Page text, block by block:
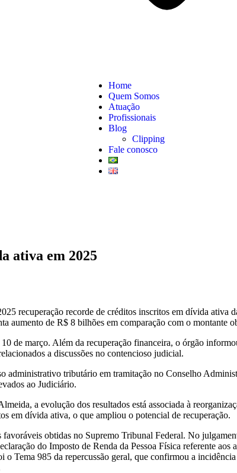
Home
Quem Somos
Atuação
Profissionais
Blog
Clipping
Fale conosco
ativa em 2025
recuperação recorde de créditos inscritos em dívida ativa
aumento de R$ 8 bilhões em comparação com o montante
de março. Além da recuperação financeira, o órgão
a discussões no contencioso judicial.
administrativo tributário em tramitação no Conselho
ao Judiciário.
a evolução dos resultados está associada à
em dívida ativa, o que ampliou o potencial de recuperação.
obtidas no Supremo Tribunal Federal. No
do Imposto de Renda da Pessoa Física referente
Tema 985 da repercussão geral, que confirmou a